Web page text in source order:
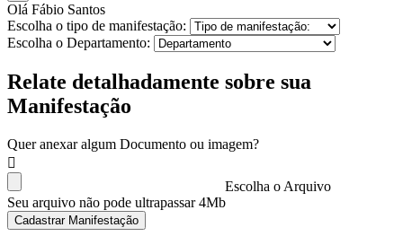
Olá Fábio Santos
Escolha o tipo de manifestação:
Escolha o Departamento:
Relate detalhadamente sobre sua
Manifestação
Quer anexar algum Documento ou imagem?
Escolha o Arquivo
Seu arquivo não pode ultrapassar 4Mb
Cadastrar Manifestação